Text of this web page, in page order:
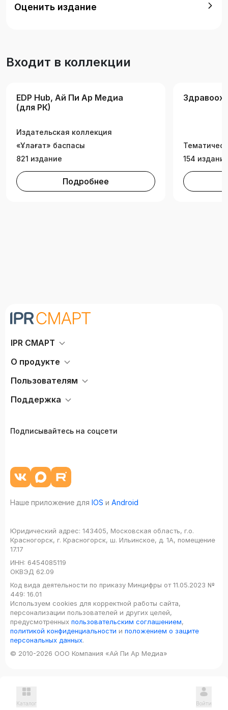
Оценить издание
Входит в коллекции
EDP Hub, Ай Пи Ар Медиа
(для РК)
Издательская коллекция
«Ұлағат» баспасы
821 издание
Подробнее
154
IPR СМАРТ
О продукте
Пользователям
Поддержка
Подписывайтесь на соцсети
Наше приложение для IOS и Android
Юридический адрес: 143405, Московская область, г.о.
Красногорск, г. Красногорск, ш. Ильинское, д. 1А, помещение
17.17
ИНН: 6454085119
ОКВЭД 62.09
Код вида деятельности по приказу Минцифры от 11.05.2023 №
449: 16.01
Используем cookies для корректной работы сайта,
персонализации пользователей и других целей,
предусмотренных пользовательским соглашением,
политикой конфиденциальности и положением о защите
персональных данных.
© 2010-2026 ООО Компания «Ай Пи Ар Медиа»
Каталог Войти